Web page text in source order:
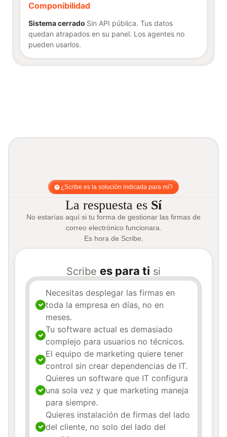
Componibilidad
Sistema cerrado Sin API pública. Tus datos
quedan atrapados en su panel. Los agentes no
pueden usarlos.
¿Scribe es la solución indicada para mí?
La respuesta es Sí
No estarías aquí si tu forma de gestionar las firmas de
correo electrónico funcionara.
Es hora de Scribe.
Scribe es para ti si
Necesitas desplegar las firmas en
toda la empresa en días, no en
meses.
Tu software actual es demasiado
complejo para usuarios no técnicos.
El equipo de marketing quiere tener
control sin crear dependencias de IT.
Quieres un software que IT configura
una sola vez y que marketing maneja
para siempre.
Quieres instalación de firmas del lado
del cliente, no solo del lado del